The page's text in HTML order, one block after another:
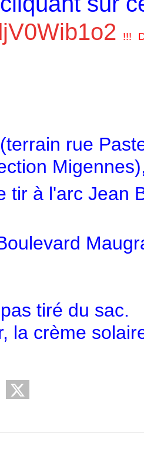
!!!
(terrain rue
Migennes),
tir à l'arc Jean
tiré du sac.
la crème